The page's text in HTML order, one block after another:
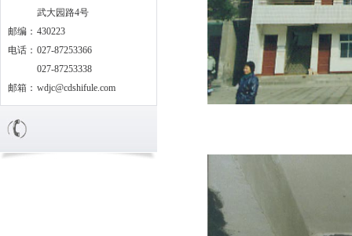
武大园路4号
邮编： 430223
电话： 027-87253366
027-87253338
邮箱： wdjc@cdshifule.com